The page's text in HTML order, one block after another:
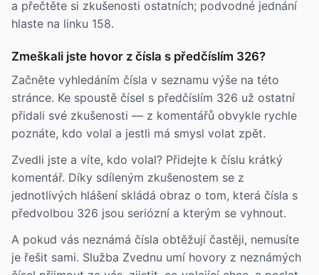
a přečtěte si zkušenosti ostatních; podvodné jednání
hlaste na linku 158.
Zmeškali jste hovor z čísla s předčíslím 326?
Začněte vyhledáním čísla v seznamu výše na této
stránce. Ke spoustě čísel s předčíslím 326 už ostatní
přidali své zkušenosti — z komentářů obvykle rychle
poznáte, kdo volal a jestli má smysl volat zpět.
Zvedli jste a víte, kdo volal? Přidejte k číslu krátký
komentář. Díky sdíleným zkušenostem se z
jednotlivých hlášení skládá obraz o tom, která čísla s
předvolbou 326 jsou seriózní a kterým se vyhnout.
A pokud vás neznámá čísla obtěžují častěji, nemusíte
je řešit sami. Služba Zvednu umí hovory z neznámých